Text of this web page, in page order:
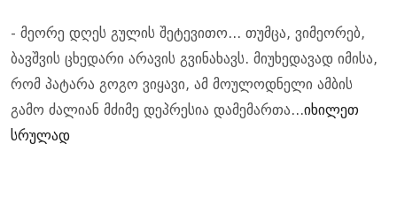
- მე­ო­რე დღეს გუ­ლის შე­ტე­ვი­თო... თუმ­ცა, ვი­მე­ო­რებ,
ბავ­შვის ცხე­და­რი არა­ვის გვი­ნა­ხავს. მი­უ­ხე­და­ვად იმი­სა,
რომ პა­ტა­რა გოგო ვი­ყა­ვი, ამ მო­უ­ლოდ­ნე­ლი ამ­ბის
გამო ძა­ლი­ან მძი­მე დეპ­რე­სია და­მე­მარ­თა...იხილეთ
სრულად